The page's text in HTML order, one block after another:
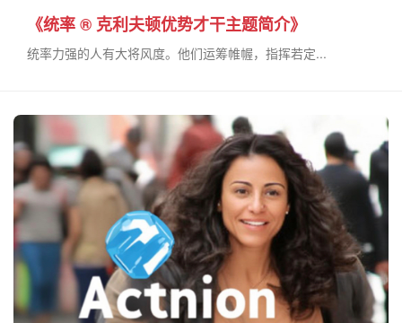
《统率 ® 克利夫顿优势才干主题简介》
统率力强的人有大将风度。他们运筹帷幄，指挥若定...